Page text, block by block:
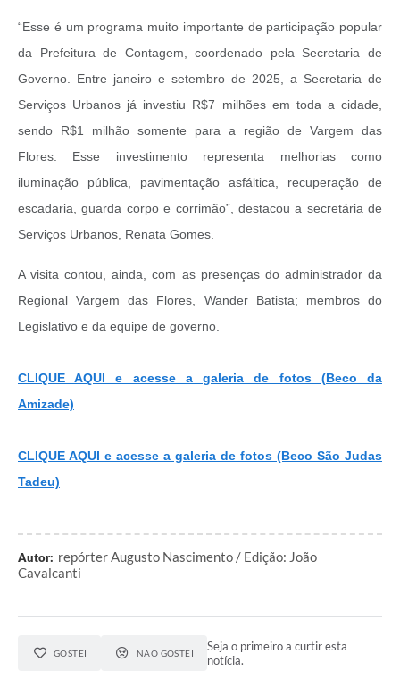
“Esse é um programa muito importante de participação popular
da Prefeitura de Contagem, coordenado pela Secretaria de
Governo. Entre janeiro e setembro de 2025, a Secretaria de
Serviços Urbanos já investiu R$7 milhões em toda a cidade,
sendo R$1 milhão somente para a região de Vargem das
Flores. Esse investimento representa melhorias como
iluminação pública, pavimentação asfáltica, recuperação de
escadaria, guarda corpo e corrimão”, destacou a secretária de
Serviços Urbanos, Renata Gomes.
A visita contou, ainda, com as presenças do administrador da
Regional Vargem das Flores, Wander Batista; membros do
Legislativo e da equipe de governo.
CLIQUE AQUI e acesse a galeria de fotos (Beco da
Amizade)
CLIQUE AQUI e acesse a galeria de fotos (Beco São Judas
Tadeu)
Autor: repórter Augusto Nascimento / Edição: João
Cavalcanti
GOSTEI NÃO GOSTEI
Seja o primeiro a curtir esta
notícia.